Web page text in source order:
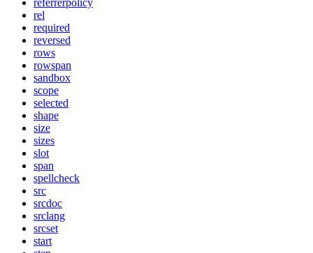
rel
required
reversed
rows
rowspan
sandbox
scope
selected
shape
size
sizes
slot
span
spellcheck
src
srcdoc
srclang
srcset
start